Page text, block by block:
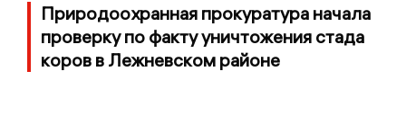
Природоохранная прокуратура начала
проверку по факту уничтожения стада
коров в Лежневском районе